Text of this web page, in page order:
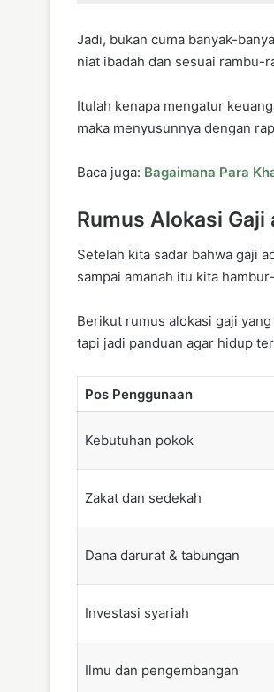
Jadi, bukan cuma banyak-
niat ibadah dan sesuai rambu-
Itulah kenapa mengatur
maka menyusunnya dengan
Baca juga: Bagaimana Para
Rumus Alokasi Gaji
Setelah kita sadar bahwa gaji
sampai amanah itu kita
Berikut rumus alokasi gaji
tapi jadi panduan agar hidup
Pos Penggunaan
Kebutuhan pokok
Zakat dan sedekah
Dana darurat & tabungan
Investasi syariah
Ilmu dan pengembangan